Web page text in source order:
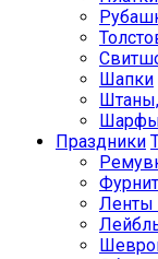
Шапки
Праздники
Ленты